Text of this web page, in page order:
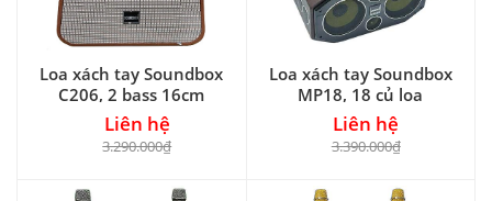
Loa xách tay Soundbox
C206, 2 bass 16cm
Liên hệ
3.290.000₫
Loa xách tay Soundbox
MP18, 18 củ loa
Liên hệ
3.390.000₫